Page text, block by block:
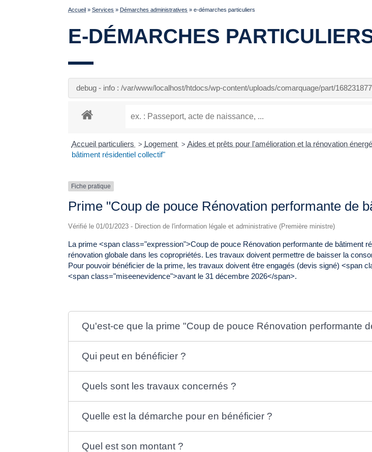
Accueil »Services » Démarches administratives »e-démarches particuliers
E-DÉMARCHES
debug - info : /var/www/localhost/htdocs/wp-content/uploads/comarquage/part/
Accueil particuliers > Logement > Aides et prêts pour l'amélioration et la rénovation
bâtiment résidentiel collectif"
Fiche pratique
Prime "Coup de pouce Rénovation performante de
Vérifié le 01/01/2023 - Direction de l'information légale et administrative (Première ministre)
La prime <span class="expression">Coup de pouce Rénovation performante de bâtiment
rénovation globale dans les copropriétés. Les travaux doivent permettre de baisser la
Pour pouvoir bénéficier de la prime, les travaux doivent être engagés (devis signé) <span
<span class="miseenevidence">avant le 31 décembre 2026</span>.
Qu'est-ce que la prime "Coup de pouce Rénovation performante
Qui peut en bénéficier ?
Quels sont les travaux concernés ?
Quelle est la démarche pour en bénéficier ?
Quel est son montant ?